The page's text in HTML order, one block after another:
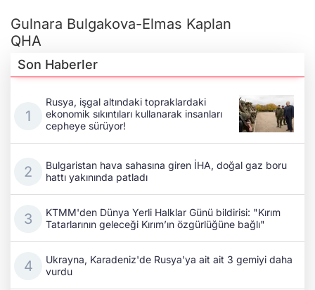
Gulnara Bulgakova-Elmas Kaplan
QHA
Son Haberler
Rusya, işgal altındaki topraklardaki
ekonomik sıkıntıları kullanarak insanları
cepheye sürüyor!
Bulgaristan hava sahasına giren İHA, doğal gaz boru
hattı yakınında patladı
KTMM'den Dünya Yerli Halklar Günü bildirisi: "Kırım
Tatarlarının geleceği Kırım’ın özgürlüğüne bağlı"
Ukrayna, Karadeniz'de Rusya'ya ait ait 3 gemiyi daha
vurdu